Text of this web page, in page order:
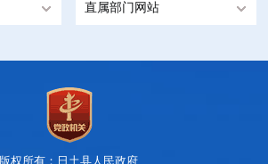
直属部门网站
版权所有：日土县人民政府